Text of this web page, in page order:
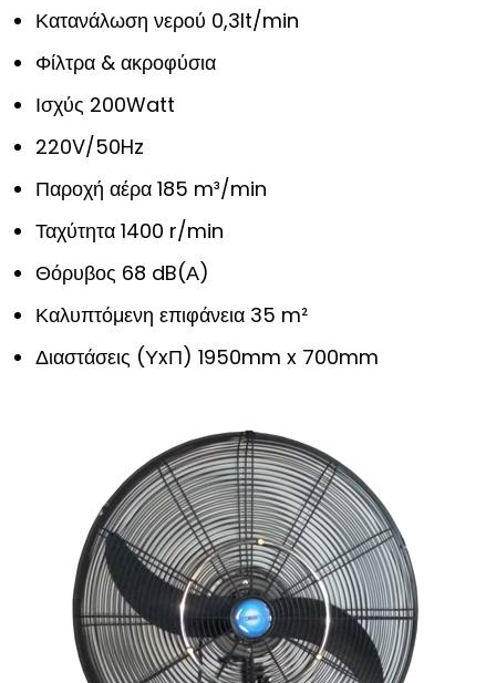
Κατανάλωση νερού 0,3lt/min
Φίλτρα & ακροφύσια
Ισχύς 200Watt
220V/50Hz
Παροχή αέρα 185 m³/min
Ταχύτητα 1400 r/min
Θόρυβος 68 dB(Α)
Καλυπτόμενη επιφάνεια 35 m²
Διαστάσεις (ΥxΠ) 1950mm x 700mm